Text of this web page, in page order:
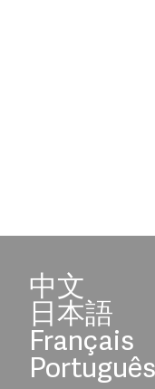
中文
日本語
Français
Português